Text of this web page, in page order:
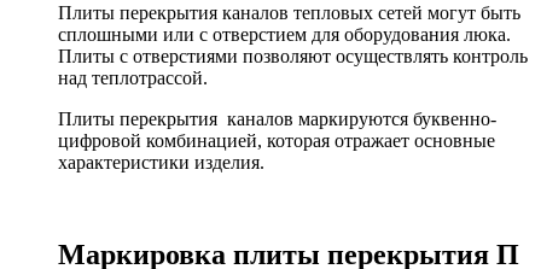
Плиты перекрытия каналов тепловых сетей могут быть
сплошными или с отверстием для оборудования люка.
Плиты с отверстиями позволяют осуществлять контроль
над теплотрассой.
Плиты перекрытия каналов маркируются буквенно-
цифровой комбинацией, которая отражает основные
характеристики изделия.
Маркировка плиты перекрытия П